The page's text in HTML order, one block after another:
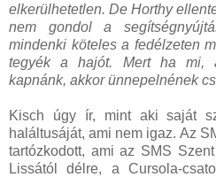
elkerülhetetlen. De Horthy
nem gondol a
mindenki köteles a fedélzeten
tegyék a hajót. Mert ha mi,
kapnánk, akkor ünnepelnének
Kisch úgy ír, mint aki saját
haláltusáját, ami nem igaz. Az
tartózkodott, ami az SMS
Lissától délre, a Cursola-